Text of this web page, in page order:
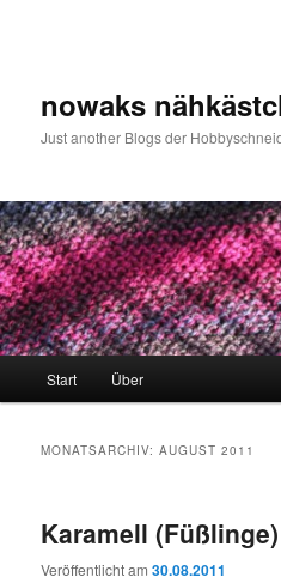
nowaks
Just another Blogs der
Start Über
MONATSARCHIV:AUGUST 2011
Karamell (Füßlinge)
Veröffentlicht am30.08.2011